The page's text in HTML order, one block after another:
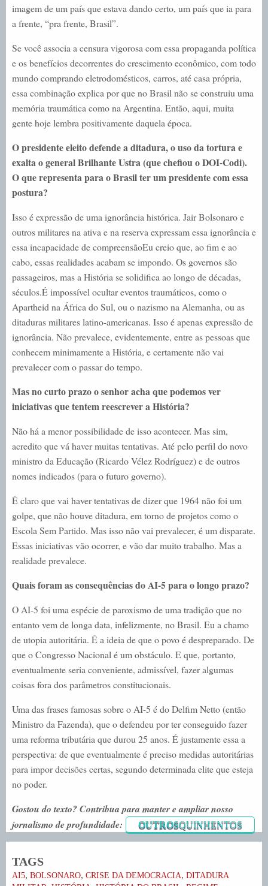
imagem de um país que estava dando certo, um país que ia para
a frente, “pra frente, Brasil”.
Se você associa a censura vigorosa com essa propaganda política
e os benefícios decorrentes do crescimento econômico, com todo
mundo comprando eletrodomésticos, carros, até casa própria,
essa combinação explica por que no Brasil não se construiu uma
memória traumática como na Argentina. Então, aqui, muita
gente hoje lembra positivamente daquela época.
O presidente eleito defende a ditadura, o uso da tortura e
exalta o general Brilhante Ustra (que chefiou o DOI-Codi).
O que representa para o Brasil ter um presidente com essa
postura?
Isso é expressão de uma ignorância histórica. Jair Bolsonaro e
outros militares na ativa e na reserva expressam essa ignorância e
essa incapacidade de compreensãoEu creio que, ao fim e ao
cabo, essas realidades acabam se impondo. Os governos são
passageiros, mas a História se solidifica ao longo de décadas,
séculos.É impossível ocultar eventos traumáticos, como o
Apartheid na África do Sul, ou o nazismo na Alemanha, ou as
ditaduras militares latino-americanas. Isso é apenas expressão de
ignorância. Não prevalece, evidentemente, entre as pessoas que
conhecem minimamente a História, e certamente não vai
prevalecer com o passar do tempo.
Mas no curto prazo o senhor acha que podemos ver
iniciativas que tentem reescrever a História?
Não há a menor possibilidade de isso acontecer. Mas sim,
acredito que vá haver muitas tentativas. Até pelo perfil do novo
ministro da Educação (Ricardo Vélez Rodríguez) e de outros
nomes indicados (para o futuro governo).
É claro que vai haver tentativas de dizer que 1964 não foi um
golpe, que não houve ditadura, em torno de projetos como o
Escola Sem Partido. Mas isso não vai prevalecer, é um disparate.
Essas iniciativas vão ocorrer, e vão dar muito trabalho. Mas a
realidade prevalece.
Quais foram as consequências do AI-5 para o longo prazo?
O AI-5 foi uma espécie de paroxismo de uma tradição que no
entanto vem de longa data, infelizmente, no Brasil. Eu a chamo
de utopia autoritária. É a ideia de que o povo é despreparado. De
que o Congresso Nacional é um obstáculo. E que, portanto,
eventualmente seria conveniente, admissível, fazer algumas
coisas fora dos parâmetros constitucionais.
Uma das frases famosas sobre o AI-5 é do Delfim Netto (então
Ministro da Fazenda), que o defendeu por ter conseguido fazer
uma reforma tributária que durou 25 anos. É justamente essa a
perspectiva: de que eventualmente é preciso medidas autoritárias
para impor decisões certas, segundo determinada elite que esteja
no poder.
Gostou do texto? Contribua para manter e ampliar nosso
jornalismo de profundidade:
OUTROSQUINHENTOS
TAGS
AI5, BOLSONARO, CRISE DA DEMOCRACIA, DITADURA